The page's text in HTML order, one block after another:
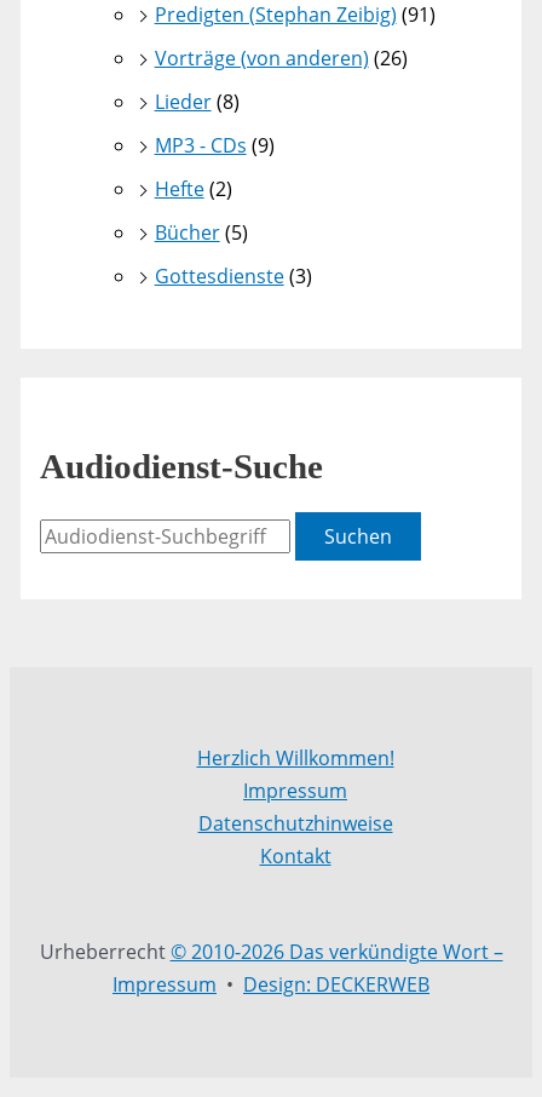
Predigten (Stephan Zeibig) (91)
Vorträge (von anderen) (26)
Lieder(8)
MP3 - CDs (9)
Hefte(2)
Bücher(5)
Gottesdienste(3)
Audiodienst-Suche
Suchen
Herzlich Willkommen!
Impressum
Datenschutzhinweise
Kontakt
Urheberrecht© 2010-2026 Das verkündigte Wort –
Impressum • Design: DECKERWEB